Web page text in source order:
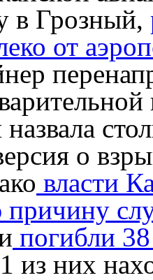
в Грозный,
от
о
власти
погибли
из них